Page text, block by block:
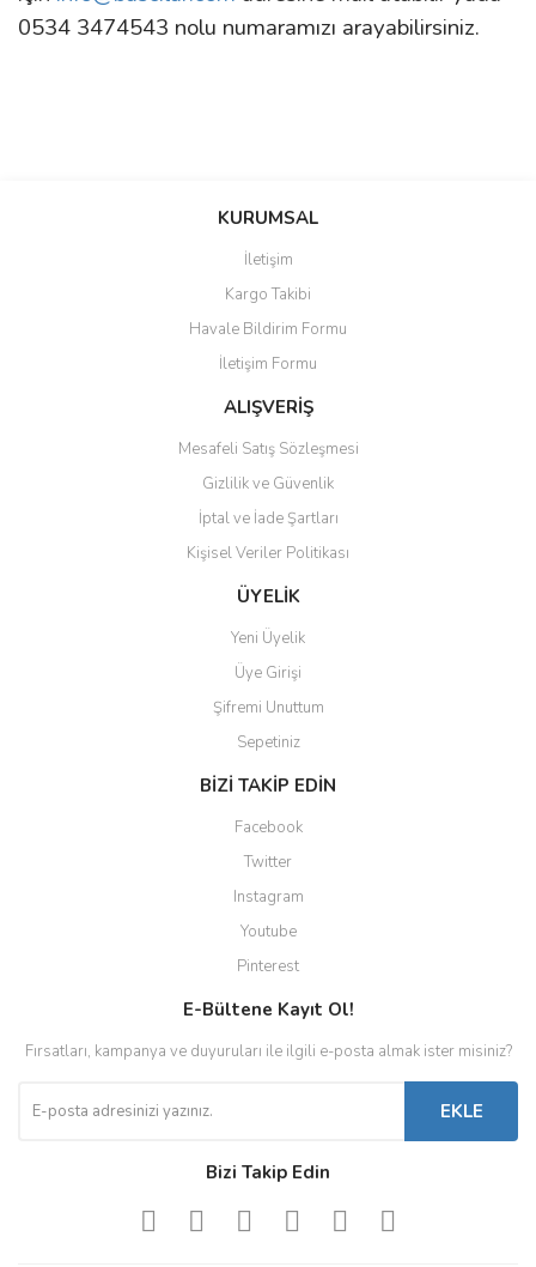
0534 3474543 nolu numaramızı arayabilirsiniz.
Bu ürüne ilk yorumu siz yapın!
Ürün resmi kalitesiz, bozuk veya görüntülenemiyor.
Ürün açıklamasında eksik bilgiler bulunuyor.
Ürün bilgilerinde hatalar bulunuyor.
Ürün fiyatı diğer sitelerden daha pahalı.
Gönder
KURUMSAL
İletişim
Kargo Takibi
Havale Bildirim Formu
İletişim Formu
ALIŞVERİŞ
Mesafeli Satış Sözleşmesi
Gizlilik ve Güvenlik
İptal ve İade Şartları
Kişisel Veriler Politikası
ÜYELİK
Yeni Üyelik
Üye Girişi
Şifremi Unuttum
Sepetiniz
BİZİ TAKİP EDİN
Facebook
Twitter
Instagram
Youtube
Pinterest
E-Bültene Kayıt Ol!
Fırsatları, kampanya ve duyuruları ile ilgili e-posta almak ister misiniz?
EKLE
Bizi Takip Edin